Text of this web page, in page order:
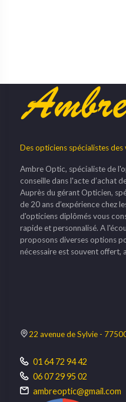
Des opticiens spécialistes des
Ambre Optic, spécialiste de
conseille dans l'acte d’achat
Auprès du gérant Opticien,
de 20 ans d’expérience chez
d'opticiens diplômés vous
rapide et personnalisé. A
proposons diverses options
nécessaire est souvent offert,
22 avenue de Sylvie -
01 64 72 94 42
06 07 29 95 02
ambreoptic@gmail.com